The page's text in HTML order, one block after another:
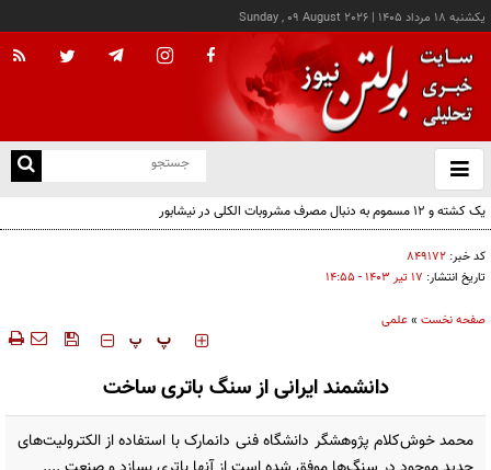
يکشنبه ۱۸ مرداد ۱۴۰۵ |
Sunday , 09 August 2026
باز
و
یک کشته و ۱۲ مسموم به دنبال مصرف مشروبات الکلی در نیشابور
کد خبر: ۸۴۹۱۷۲
تاریخ انتشار: ۱۷ تير ۱۴۰۳ - ۱۴:۵۵
صفحه نخست »علمی
‍‍‍ پ پ
دانشمند ایرانی از سنگ باتری ساخت
محمد خوش‌کلام پژوهشگر دانشگاه فنی دانمارک با استفاده از الکترولیت‌های